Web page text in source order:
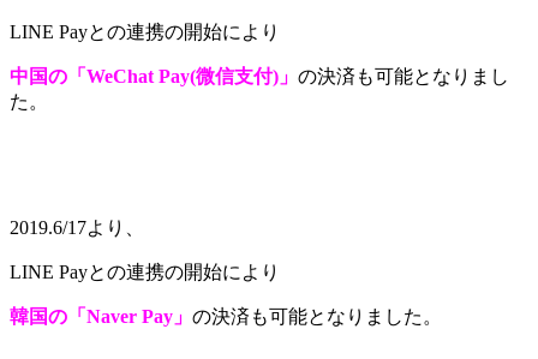
LINE Payとの連携の開始により
中国の「WeChat Pay(微信支付)」 の決済も可能となりまし
た。
2019.6/17より、
LINE Payとの連携の開始により
韓国の「Naver Pay」 の決済も可能となりました。